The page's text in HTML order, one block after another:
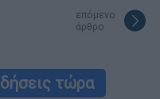
επόμενο
άρθρο
τώρα